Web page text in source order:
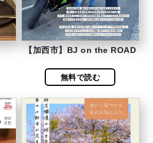
【加西市】BJ on the ROAD
無料で読む